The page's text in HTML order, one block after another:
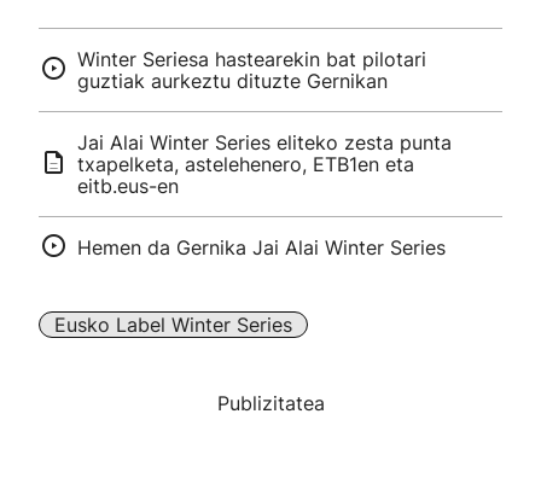
Winter Seriesa hastearekin bat pilotari
guztiak aurkeztu dituzte Gernikan
Jai Alai Winter Series eliteko zesta punta
txapelketa, astelehenero, ETB1en eta
eitb.eus-en
Hemen da Gernika Jai Alai Winter Series
Eusko Label Winter Series
Publizitatea